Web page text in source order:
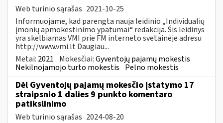
Web turinio sąrašas 2021-10-25
Informuojame, kad parengta nauja leidinio „Individualių
įmonių apmokestinimo ypatumai“ redakcija. Šis leidinys
yra skelbiamas VMI prie FM interneto svetainėje adresu
http://www.vmi.lt Daugiau...
Metai: 2021 Mokesčiai:Gyventojų pajamų mokestis
Nekilnojamojo turto mokestis Pelno mokestis
Dėl Gyventojų pajamų mokesčio įstatymo 17
straipsnio 1 dalies 9 punkto komentaro
patikslinimo
Web turinio sąrašas 2024-08-20